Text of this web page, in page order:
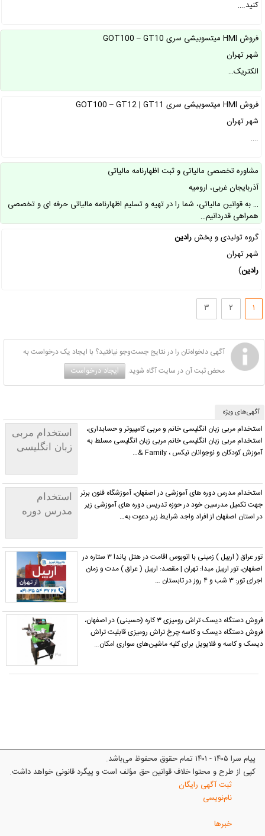
کنید.…
فروش HMI میتسوبیشی سری GOT100 – GT10
شهر تهران
الکتریک…
فروش HMI میتسوبیشی سری GOT100 – GT12 | GT11
شهر تهران
.…
مشاوره تخصصی مالیاتی و ثبت اظهارنامه مالیاتی
آذربایجان غربی، ارومیه
… به قوانین مالیاتی، شما را در تهیه و تسلیم اظهارنامه مالیاتی حرفه ای و تخصصی
همراهی قدردانیم…
گروه تولیدی و پخشرادین
شهر تهران
رادین)
۲ ۳
آگهی دلخواه‌تان را در نتایج جست‌وجو نیافتید؟ با ایجاد یک درخواست به
محض ثبت آن در سایت آگاه شوید. ایجاد درخواست
آگهی‌های ویژه
استخدام مربی
زبان انگلیسی
کامپیوتر و
حسابداری
استخدام مربی زبان انگلیسی خانم و مربی کامپیوتر و حسابداری،
استخدام مربی زبان انگلیسی خانم مربی زبان انگلیسی مسلط به
آموزش کودکان و نوجوانان نیکس ، Family &…
استخدام
مدرس دوره
استخدام مدرس دوره های آموزشی در اصفهان، آموزشگاه فنون برتر
جهت تکمیل مدرسین خود در حوزه تدریس دوره های آموزشی زیر
در استان‌ اصفهان از افراد واجد شرایط زیر دعوت به…
تور عراق ( اربیل ) زمینی با اتوبوس اقامت در هتل پاندا ۳ ستاره در
اصفهان، تور اربیل مبدا: تهران | مقصد: اربیل ( عراق ) مدت و زمان
اجرای تور: ۳ شب و ۴ روز در تابستان …
فروش دستگاه دیسک تراش رومیزی ۳ کاره (حسینی) در اصفهان،
فروش دستگاه دیسک و کاسه چرخ تراش رومیزی قابلیت تراش
دیسک و کاسه و فلایویل برای کلیه ماشین‌های سواری امکان…
پیام سرا ۱۴۰۵ - ۱۴۰۱ تمام حقوق محفوظ می‌باشد.
کپی از طرح و محتوا خلاف قوانین حق مؤلف است و پیگرد قانونی خواهد داشت.
ثبت آگهی رایگان
نام‌نویسی
خبرها